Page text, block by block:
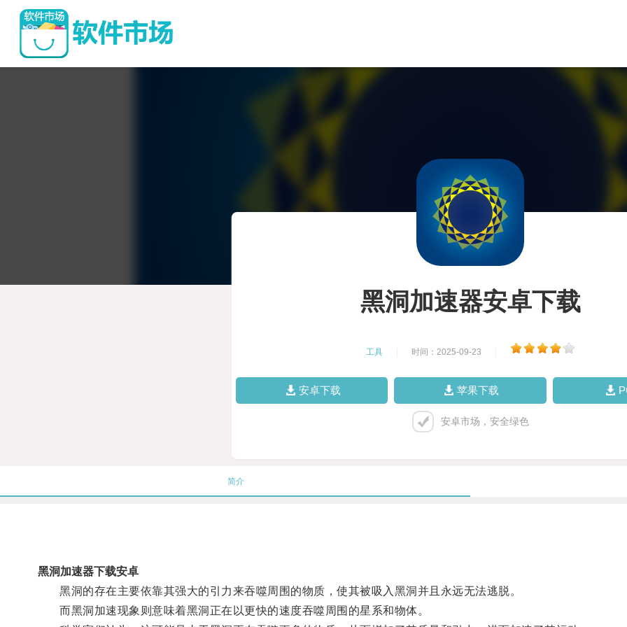
黑洞加速器安卓下载
工具 时间：2025-09-23
安卓下载 苹果下载
安卓市场，安全绿色
简介
黑洞加速器下载安卓
黑洞的存在主要依靠其强大的引力来吞噬周围的物质，使其被吸入黑洞并且永远无法逃脱。
而黑洞加速现象则意味着黑洞正在以更快的速度吞噬周围的星系和物体。